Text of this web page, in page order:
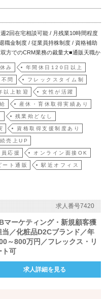
2回在宅相談可能 / 月残業10時間程度
職金制度 / 従業員持株制度 / 資格補助
方でのCRM業務の裁量大■通販天職か
＝＝＝＝＝＝＝＝＝＝＝＝＝＝＝＝＝
品をダイ…
み 年間休日120日以上
問 フレックスタイム制
以上歓迎 女性が活躍
産休・育休取得実績あり
残業殆どなし
資格取得支援制度あり
売上UP
応援 オンライン面接OK
ト通販 駅近オフィス
求人番号7420
マーケティング・新規顧客獲
当／化粧品D2Cブランド／年
～800万円／フレックス・リ
ト可
求人詳細を見る